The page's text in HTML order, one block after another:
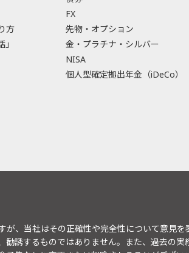
方
FX
先物・オプション
金・プラチナ・シルバー
NISA
個人型確定拠出年金（iDeCo）
、当社はその正確性や完全性について意見を
誘するものではありません。また、過去の実